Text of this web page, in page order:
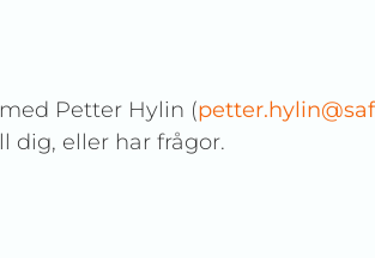
Petter Hylin (
dig, eller har frågor.